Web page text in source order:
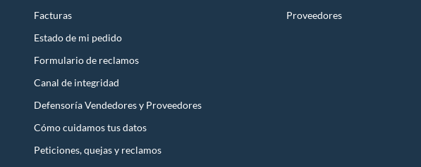
Facturas
Estado de mi pedido
Formulario de reclamos
Canal de integridad
Defensoría Vendedores y Proveedores
Cómo cuidamos tus datos
Peticiones, quejas y reclamos
Proveedores